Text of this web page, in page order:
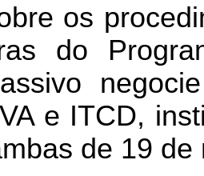
os
do
e ITCD,
de 19 de